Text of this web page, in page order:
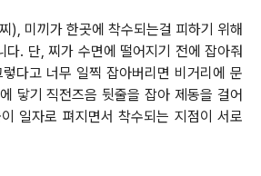
), 미끼가 한곳에 착수되는걸 피하기 위해
다. 단, 찌가 수면에 떨어지기 전에 잡아줘
다고 너무 일찍 잡아버리면 비거리에 문
닿기 직전즈음뒷줄을 잡아 제동을 걸어
일자로 펴지면서 착수되는 지점이 서로